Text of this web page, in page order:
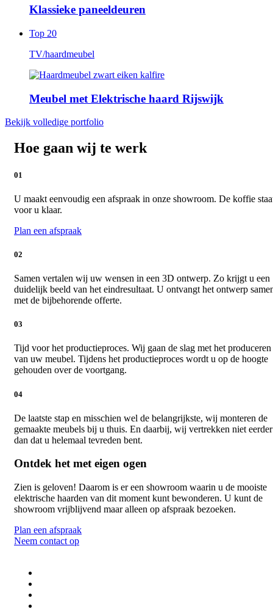
Klassieke paneeldeuren
Top 20
TV/haardmeubel
Meubel met Elektrische haard Rijswijk
Bekijk volledige portfolio
Hoe gaan wij te werk
01
U maakt eenvoudig een afspraak in onze showroom. De koffie
voor u klaar.
Plan een afspraak
02
Samen vertalen wij uw wensen in een 3D ontwerp. Zo krijgt u een
duidelijk beeld van het eindresultaat. U ontvangt het ontwerp
met de bijbehorende offerte.
03
Tijd voor het productieproces. Wij gaan de slag met het produceren
van uw meubel. Tijdens het productieproces wordt u op de hoogte
gehouden over de voortgang.
04
De laatste stap en misschien wel de belangrijkste, wij monteren de
gemaakte meubels bij u thuis. En daarbij, wij vertrekken niet eerder
dan dat u helemaal tevreden bent.
Ontdek het met eigen ogen
Zien is geloven! Daarom is er een showroom waarin u de mooiste
elektrische haarden van dit moment kunt bewonderen. U kunt de
showroom vrijblijvend maar alleen op afspraak bezoeken.
Plan een afspraak
Neem contact op